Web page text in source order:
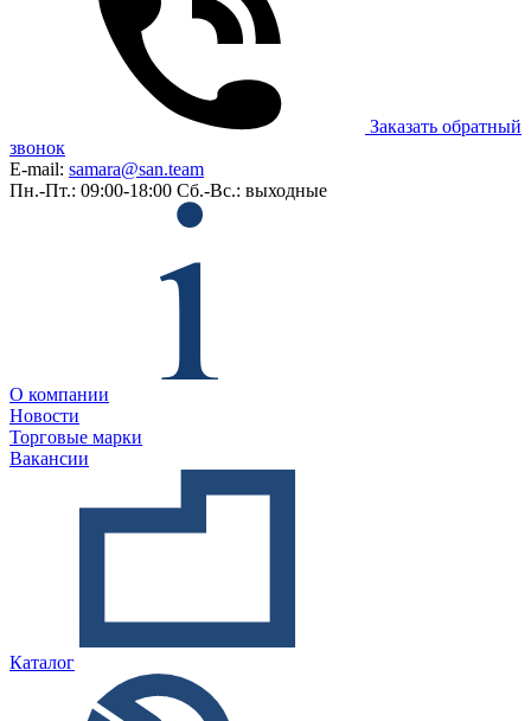
Заказать обратный
звонок
E-mail: samara@san.team
Пн.-Пт.: 09:00-18:00 Сб.-Вс.: выходные
О компании
Новости
Торговые марки
Вакансии
Каталог